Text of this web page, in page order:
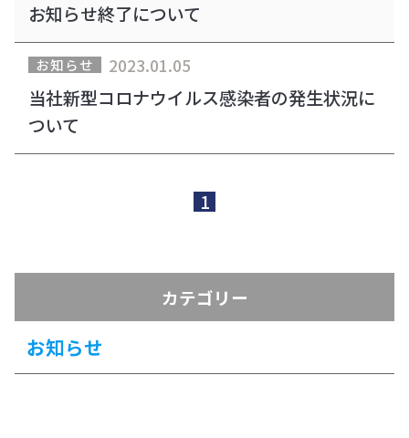
お知らせ終了について
お知らせ 2023.01.05
当社新型コロナウイルス感染者の発生状況に
ついて
1
カテゴリー
お知らせ